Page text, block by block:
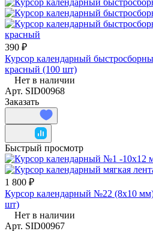
390 ₽
Курсор календарный
красный (100 шт)
Нет в наличии
Арт. SID00968
Заказать
Быстрый просмотр
1 800 ₽
Курсор календарный №22 (8x10 мм)
шт)
Нет в наличии
Арт. SID00967